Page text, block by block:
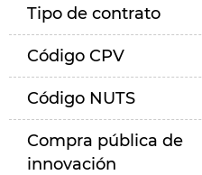
Tipo de contrato
Código CPV
Código NUTS
Compra pública de
innovación